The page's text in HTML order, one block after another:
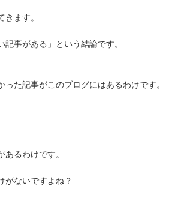
ます。
記事がある」という結論です。
った記事がこのブログにはあるわけです。
るわけです。
がないですよね？